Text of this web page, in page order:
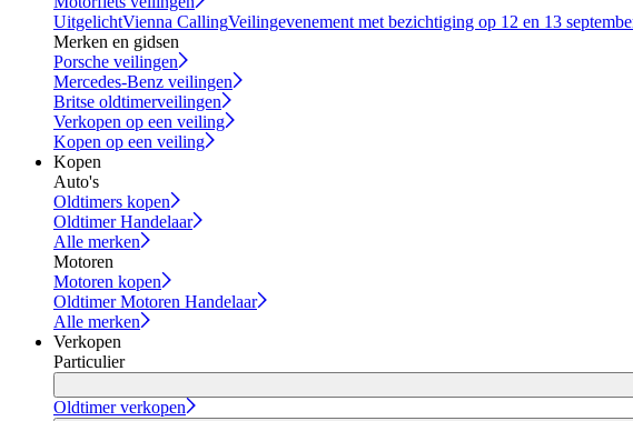
UitgelichtVienna CallingVeilingevenement met bezichtiging op 12 en 13
Merken en gidsen
Porsche veilingen
Mercedes-Benz veilingen
Britse oldtimerveilingen
Verkopen op een veiling
Kopen op een veiling
Kopen
Auto's
Oldtimers kopen
Oldtimer Handelaar
Alle merken
Motoren
Motoren kopen
Oldtimer Motoren Handelaar
Alle merken
Verkopen
Particulier
Oldtimer verkopen